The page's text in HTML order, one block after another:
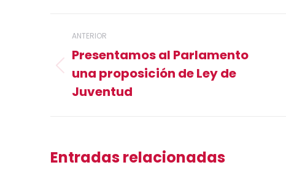
Navegación
entre
publicaciones
ANTERIOR
Publicación
anterior:
Presentamos al Parlamento
una proposición de Ley de
Juventud
Entradas relacionadas